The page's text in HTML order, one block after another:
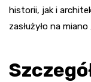
historii, jak i
zasłużyło na miano